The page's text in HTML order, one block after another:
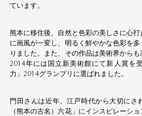
ています。
熊本に移住後、自然と色彩の美しさに心
に画風が一変し、明るく鮮やかな色彩を
りました。また、その作品は美術界からも
2014年には国立新美術館にて新人賞を
力」2014グランプリに選ばれました。
門田さんは近年、江戸時代から大切にさ
（熊本の古名）六花」にインスピレーシ